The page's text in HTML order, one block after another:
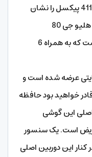
می‌گذارد. این صفحه‌نمایش در هر اینچ 411 پیکسل را نشان
جی 80
از تراشه‌های 12 نانومتری سامسونگ است که به همراه 6
با حافظه 128گیگابایتی عرضه شده است و
خواهید بود حافظه
این گوشی
عریض است. یک سنسور
5 دیگر هم در کنار این دوربین اصلی